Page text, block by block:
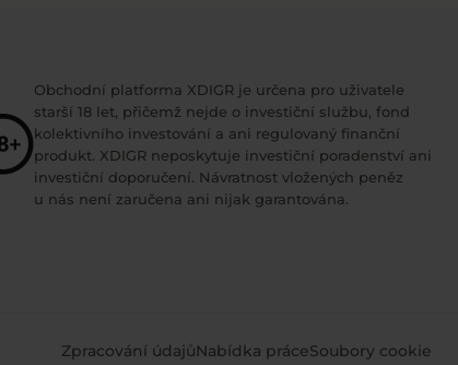
Obchodní platforma XDIGR je určena pro uživatele
starší 18 let, přičemž nejde o investiční službu, fond
kolektivního investování a ani regulovaný finanční
produkt. XDIGR neposkytuje investiční poradenství ani
investiční doporučení. Návratnost vložených peněz
u nás není zaručena ani nijak garantována.
Zpracování údajůNabídka práceSoubory cookie